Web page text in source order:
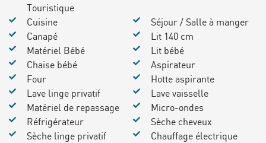
Touristique
Cuisine
Séjour / Salle à manger
Canapé
Lit 140 cm
Matériel Bébé
Lit bébé
Chaise bébé
Aspirateur
Four
Hotte aspirante
Lave linge privatif
Lave vaisselle
Matériel de repassage
Micro-ondes
Réfrigérateur
Sèche cheveux
Sèche linge privatif
Chauffage électrique